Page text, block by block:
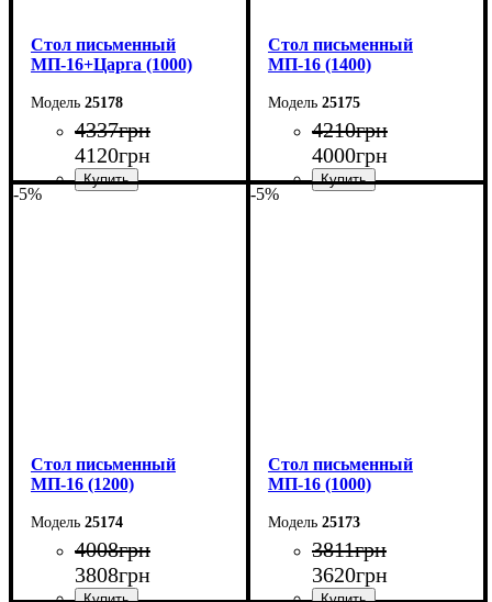
Cтол письменный
МП-16+Царга (1000)
25178
4337грн
4120грн
Cтол письменный
МП-16 (1400)
25175
4210грн
4000грн
-5%
Cтол письменный
МП-16 (1200)
25174
4008грн
3808грн
-5%
Cтол письменный
МП-16 (1000)
25173
3811грн
3620грн